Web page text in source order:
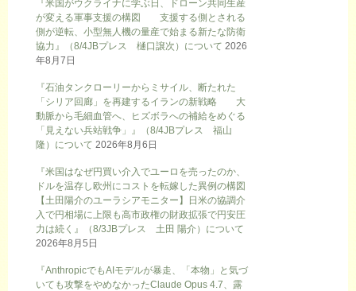
『米国がウクライナに学ぶ日、ドローン共同生産
が変える軍事支援の構図 支援する側とされる
側が逆転、小型無人機の量産で始まる新たな防衛
協力』（8/4JBプレス 樋口譲次）について 2026
年8月7日
『石油タンクローリーからミサイル、断たれた
「シリア回廊」を再建するイランの新戦略 大
動脈から毛細血管へ、ヒズボラへの補給をめぐる
「見えない兵站戦争」』（8/4JBプレス 福山
隆）について 2026年8月6日
『米国はなぜ円買い介入でユーロを売ったのか、
ドルを温存し欧州にコストを転嫁した異例の構図
【土田陽介のユーラシアモニター】日米の協調介
入で円相場に上限も高市政権の財政拡張で円安圧
力は続く』（8/3JBプレス 土田 陽介）について
2026年8月5日
『AnthropicでもAIモデルが暴走、「本物」と気づ
いても攻撃をやめなかったClaude Opus 4.7、露